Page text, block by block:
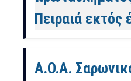
Πειραιά εκτός
Α.Ο.Α.